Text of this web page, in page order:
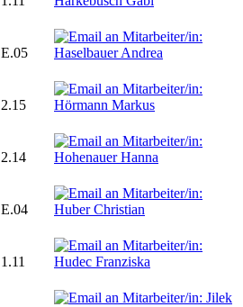
E.05
2.15
2.14
E.04
1.11